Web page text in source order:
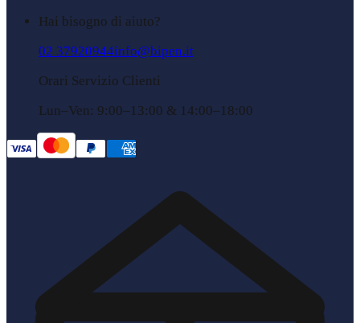
Hai bisogno di aiuto?
02 37920944info@bipen.it
Orari Servizio Clienti
Lun–Ven: 9:00–13:00 & 14:00–18:00